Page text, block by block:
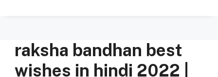
raksha bandhan best
wishes in hindi 2022 |